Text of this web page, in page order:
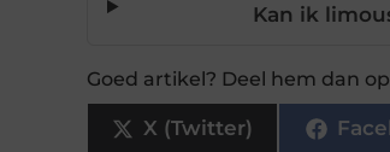
Kan ik
Goed artikel? Deel hem dan
X (Twitter)